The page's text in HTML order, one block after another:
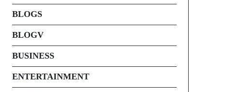
BLOGS
BLOGV
BUSINESS
ENTERTAINMENT